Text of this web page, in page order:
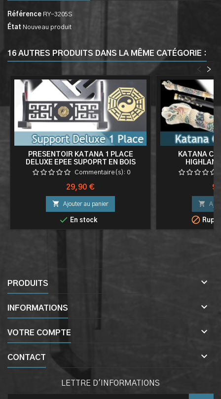
Référence RY-3205S
État Nouveau produit
16 AUTRES PRODUITS DANS LA MÊME CATÉGORIE :
>
<
PRESENTOIR KATANA 1 PLACE
DELUXE EPEE SUPOPRT EN BOIS
SABRE TAO V2
Commentaire(s): 0
Prix
29,90 €
 Ajouter au panier
 En stock
KATANA


PRODUITS 
INFORMATIONS 
VOTRE COMPTE 
CONTACT 
LETTRE D'INFORMATIONS